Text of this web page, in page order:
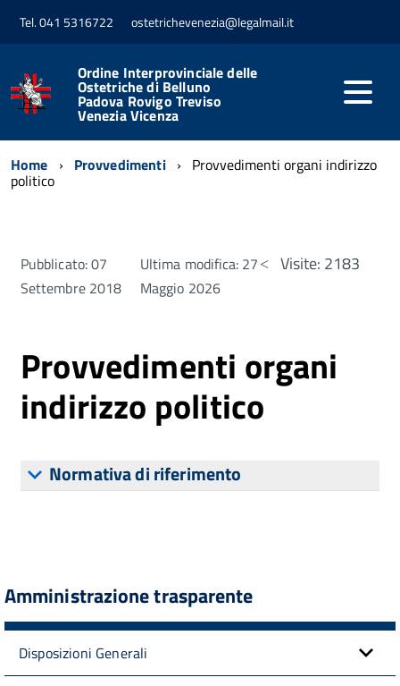
Tel. 041 5316722 ostetrichevenezia@legalmail.it
Ordine Interprovinciale delle
Ostetriche di Belluno
Padova Rovigo Treviso
Venezia Vicenza
Home Provvedimenti Provvedimenti organi indirizzo
politico
Pubblicato: 07
Settembre 2018
Ultima modifica: 27
Maggio 2026
Visite: 2183
Provvedimenti organi
indirizzo politico
Normativa di riferimento
Amministrazione trasparente
Disposizioni Generali